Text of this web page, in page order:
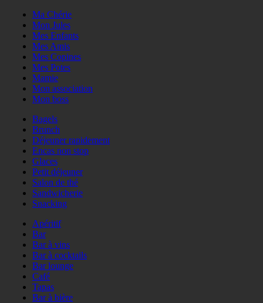
Ma Chérie
Mon Jules
Mes Enfants
Mes Amis
Mes Copines
Mes Potes
Mamie
Mon association
Mon boss
Bagels
Brunch
Déjeuner rapidement
Encas non stop
Glaces
Petit déjeuner
Salon de thé
Sandwicherie
Snacking
Apéritif
Bar
Bar à vins
Bar à cocktails
Bar lounge
Café
Tapas
Bar à bière